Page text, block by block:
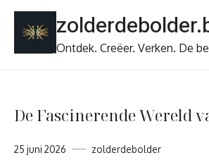
Ontdek. Creëer. Verken. De
De Fascinerende Wereld
25 juni 2026 zolderdebolder